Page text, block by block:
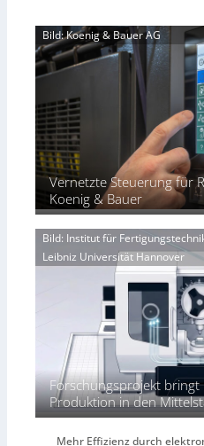
s
i
c
i
u
n
g
e
V
o
r
j
m
a
a
n
d
i
e
r
l
l
e
g
e
e
r
i
e
P
Bild: Koenig & Bauer AG
Vernetzte Steuerung für
Koenig & Bauer
Bild: Institut für
Leibniz Universität Hannover
Forschungsprojekt
Produktion in den
Mehr Effizienz durch